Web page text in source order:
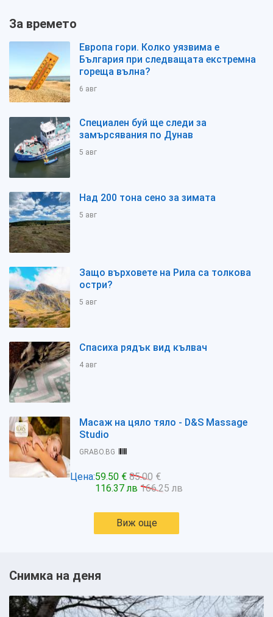
За времето
Европа гори. Колко уязвима е
България при следващата екстремна
гореща вълна?
6 авг
Специален буй ще следи за
замърсявания по Дунав
5 авг
Над 200 тона сено за зимата
5 авг
Защо върховете на Рила са толкова
остри?
5 авг
Спасиха рядък вид кълвач
4 авг
Масаж на цяло тяло - D&S Massage
Studio
GRABO.BG
Цена:59.50 € 85.00 €
116.37 лв 166.25 лв
Виж още
Снимка на деня